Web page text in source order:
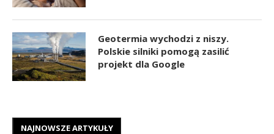
Geotermia wychodzi z niszy.
Polskie silniki pomogą zasilić
projekt dla Google
NAJNOWSZE ARTYKUŁY